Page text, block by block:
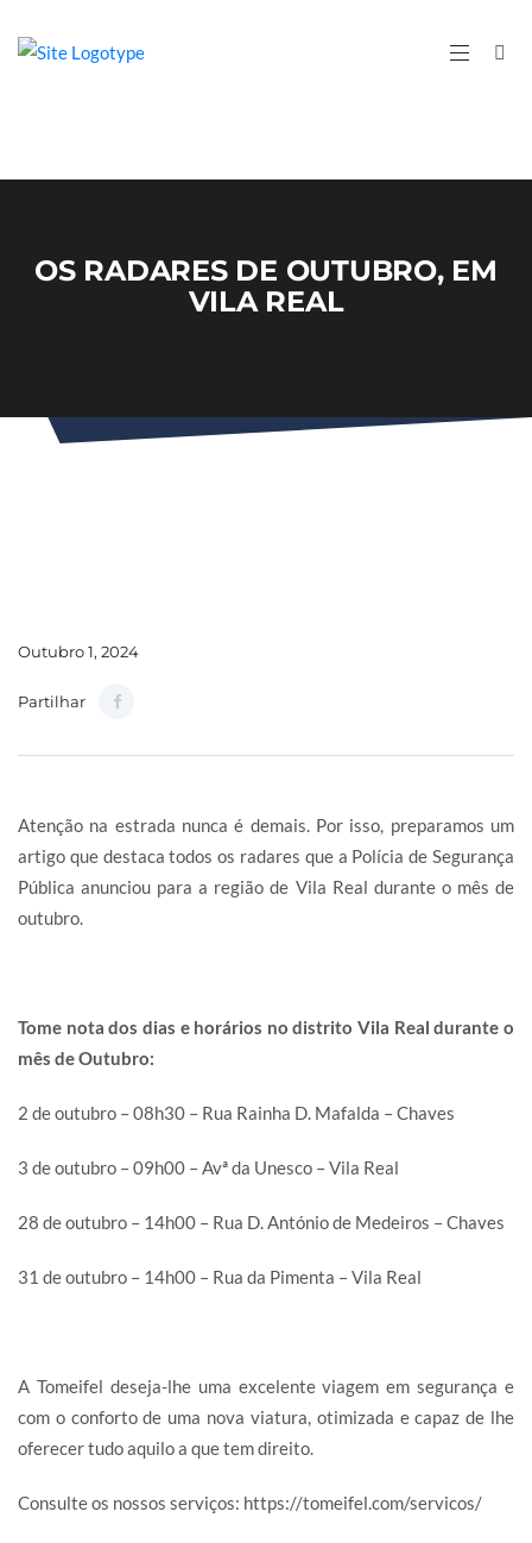
OS RADARES DE OUTUBRO, EM
VILA REAL
Outubro 1, 2024
Partilhar
Atenção na estrada nunca é demais. Por isso, preparamos um
artigo que destaca todos os radares que a Polícia de Segurança
Pública anunciou para a região de Vila Real durante o mês de
outubro.
Tome nota dos dias e horários no distrito Vila Real durante o
mês de Outubro:
2 de outubro – 08h30 – Rua Rainha D. Mafalda – Chaves
3 de outubro – 09h00 – Avª da Unesco – Vila Real
28 de outubro – 14h00 – Rua D. António de Medeiros – Chaves
31 de outubro – 14h00 – Rua da Pimenta – Vila Real
A Tomeifel deseja-lhe uma excelente viagem em segurança e
com o conforto de uma nova viatura, otimizada e capaz de lhe
oferecer tudo aquilo a que tem direito.
Consulte os nossos serviços: https://tomeifel.com/servicos/